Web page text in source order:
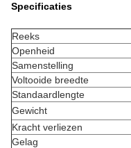
Specificaties
Reeks
Openheid
Samenstelling
Voltooide breedte
Standaardlengte
Gewicht
Kracht verliezen
Gelag